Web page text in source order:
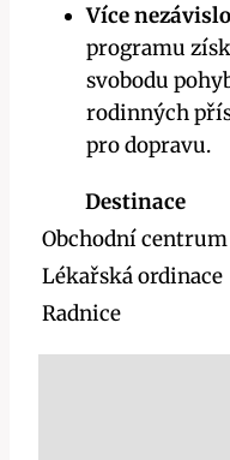
Více
programu
svobodu
rodinných
pro dopravu.
Destinace
Obchodní centrum
Lékařská ordinace
Radnice